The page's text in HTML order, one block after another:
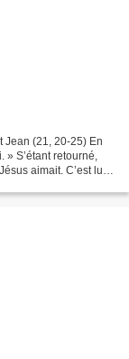
Jean (21, 20-25) En
» S’étant retourné,
aimait. C’est lui